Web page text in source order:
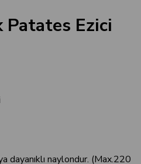
Ezici
dayanıklı naylondur. (Max.220